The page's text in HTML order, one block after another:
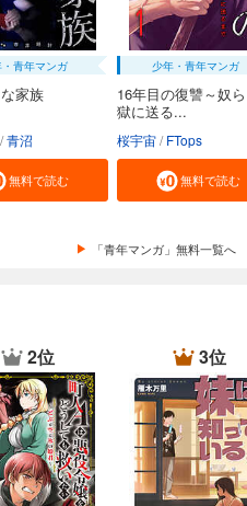
青年マンガ
家族
青沼
無料で読む
少年・青年マンガ
16年目の復讐～奴
獄に送る...
桜宇宙 FTops
無料で読む
「青年マンガ」無料一覧へ
2位 3位